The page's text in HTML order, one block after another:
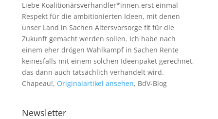
Liebe Koalitionärsverhandler*innen,erst einmal
Respekt für die ambitionierten Ideen, mit denen
unser Land in Sachen Altersvorsorge fit für die
Zukunft gemacht werden sollen. Ich habe nach
einem eher drögen Wahlkampf in Sachen Rente
keinesfalls mit einem solchen Ideenpaket gerechnet,
das dann auch tatsächlich verhandelt wird.
Chapeau!, Originalartikel ansehen, BdV-Blog
Newsletter